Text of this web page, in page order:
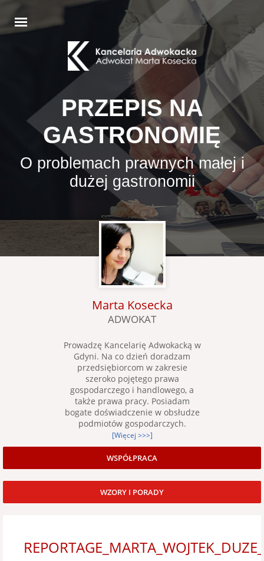
PRZEPIS NA
GASTRONOMIĘ
O problemach prawnych małej i
dużej gastronomii
Marta Kosecka
ADWOKAT
Prowadzę Kancelarię Adwokacką w
Gdyni. Na co dzień doradzam
przedsiębiorcom w zakresie
szeroko pojętego prawa
gospodarczego i handlowego, a
także prawa pracy. Posiadam
bogate doświadczenie w obsłudze
podmiotów gospodarczych.
[Więcej >>>]
WSPÓŁPRACA
WZORY I PORADY